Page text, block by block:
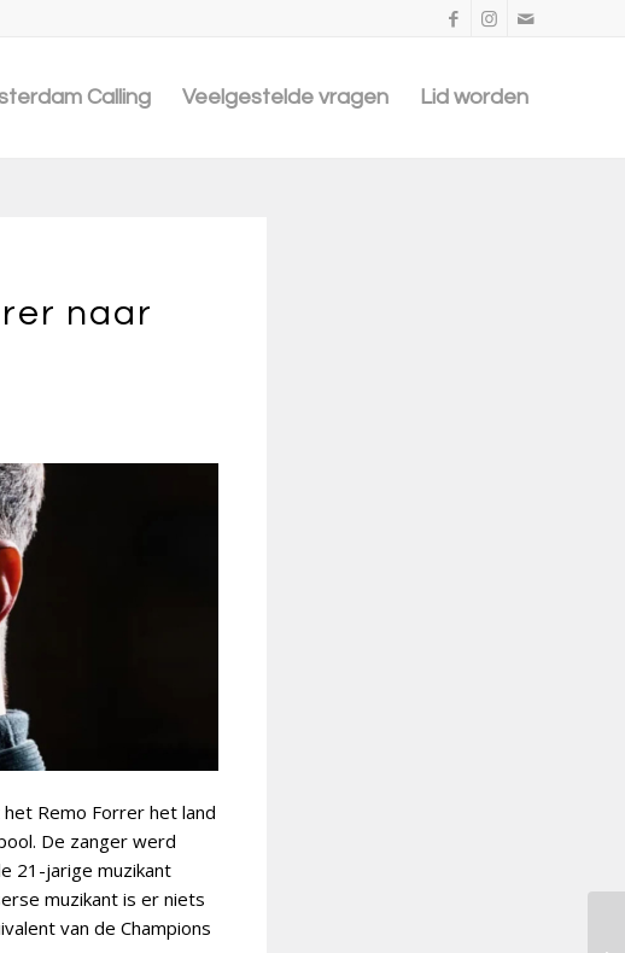
Calling Veelgestelde vragen Lid worden
naar
Remo Forrer het land
De zanger werd
21-jarige muzikant
muzikant is er niets
van de Champions